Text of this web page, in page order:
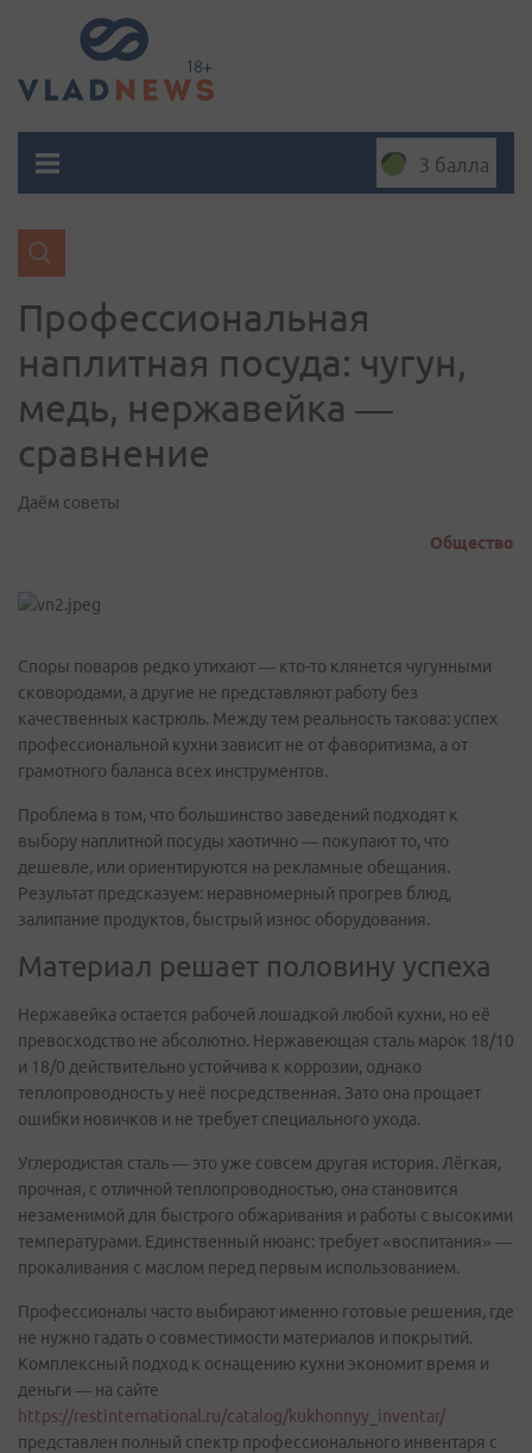
3 балла
Профессиональная
наплитная посуда: чугун,
медь, нержавейка —
сравнение
Даём советы
Общество
Споры поваров редко утихают — кто-то клянется чугунными
сковородами, а другие не представляют работу без
качественных кастрюль. Между тем реальность такова: успех
профессиональной кухни зависит не от фаворитизма, а от
грамотного баланса всех инструментов.
Проблема в том, что большинство заведений подходят к
выбору наплитной посуды хаотично — покупают то, что
дешевле, или ориентируются на рекламные обещания.
Результат предсказуем: неравномерный прогрев блюд,
залипание продуктов, быстрый износ оборудования.
Материал решает половину успеха
Нержавейка остается рабочей лошадкой любой кухни, но её
превосходство не абсолютно. Нержавеющая сталь марок 18/10
и 18/0 действительно устойчива к коррозии, однако
теплопроводность у неё посредственная. Зато она прощает
ошибки новичков и не требует специального ухода.
Углеродистая сталь — это уже совсем другая история. Лёгкая,
прочная, с отличной теплопроводностью, она становится
незаменимой для быстрого обжаривания и работы с высокими
температурами. Единственный нюанс: требует «воспитания» —
прокаливания с маслом перед первым использованием.
Профессионалы часто выбирают именно готовые решения, где
не нужно гадать о совместимости материалов и покрытий.
Комплексный подход к оснащению кухни экономит время и
деньги — на сайте
https://restinternational.ru/catalog/kukhonnyy_inventar/
представлен полный спектр профессионального инвентаря с